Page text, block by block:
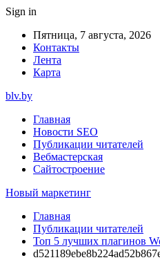
Sign in
Пятница, 7 августа, 2026
Контакты
Лента
Карта
blv.by
Главная
Новости SEO
Публикации читателей
Вебмастерская
Сайтостроение
Новый маркетинг
Главная
Публикации читателей
Топ 5 лучших плагинов